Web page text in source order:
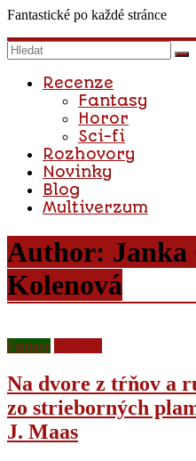
Fantastické po každé stránce
Recenze
Fantasy
Horor
Sci-fi
Rozhovory
Novinky
Blog
Multiverzum
Author: Janka
Kolenová
Fantasy
Na dvore z tŕňov a
zo strieborných
J. Maas